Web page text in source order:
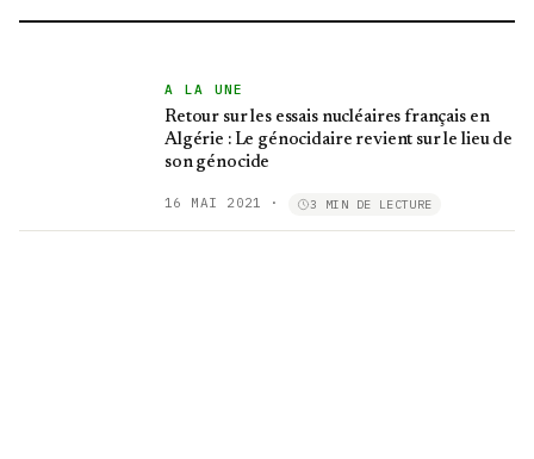
A LA UNE
Retour sur les essais nucléaires français en
Algérie : Le génocidaire revient sur le lieu de
son génocide
16 MAI 2021 · 3 MIN DE LECTURE